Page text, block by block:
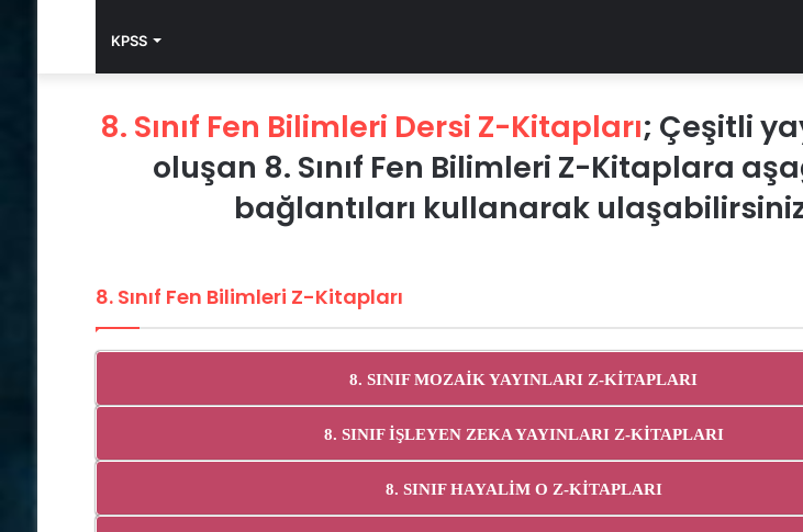
KPSS
8. Sınıf Fen Bilimleri Dersi Z-Kitapları; Çeşitli
oluşan 8. Sınıf Fen Bilimleri Z-Kitaplara
bağlantıları kullanarak
8. Sınıf Fen Bilimleri Z-Kitapları
8. SINIF MOZAİK YAYINLARI Z-KİTAPLARI
8. SINIF İŞLEYEN ZEKA YAYINLARI Z-KİTAPLARI
8. SINIF HAYALİM O Z-KİTAPLARI